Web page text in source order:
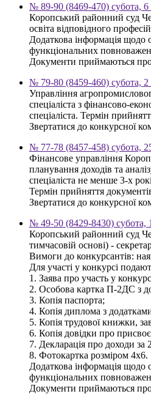
№ 89-90 (8469-470) субота, 6
Коропський районний суд
освіта відповідного
Додаткова інформація щодо
функціональних
Документи приймаються
№ 79-80 (8459-460) субота,
Управління
спеціаліста з фінансово-
спеціаліста. Термін
Звертатися до конкурсної
№ 77-78 (8457-458) субота,
Фінансове управління
планування доходів та
спеціаліста не менше 3-х
Термін прийняття
Звертатися до конкурсної
№ 49-50 (8429-8430) субота,
Коропський районний суд
тимчасовій основі) -
Вимоги до конкурсантів:
Для участі у конкурсі
1. Заява про участь у
2. Особова картка П-2ДС з
3. Копія паспорта;
4. Копія диплома з
5. Копія трудової книжки,
6. Копія довідки про
7. Декларація про доходи за
8. Фотокартка розміром 4х6.
Додаткова інформація щодо
функціональних
Документи приймаються